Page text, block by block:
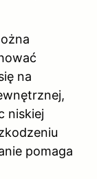
na
niskiej
pomaga